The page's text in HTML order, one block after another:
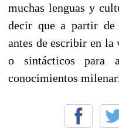
muchas lenguas y
decir que a partir de
antes de escribir en la
o sintácticos para
conocimientos